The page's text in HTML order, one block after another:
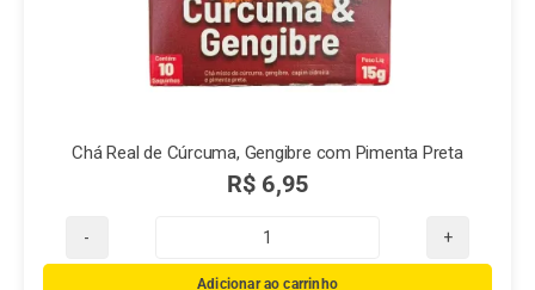
Chá Real de Cúrcuma, Gengibre com Pimenta Preta
R$ 6,95
Chá
Real
Adicionar ao carrinho